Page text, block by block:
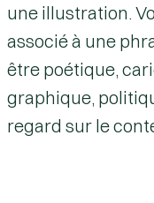
une illustration.
associé à une
être poétique,
graphique,
regard sur le